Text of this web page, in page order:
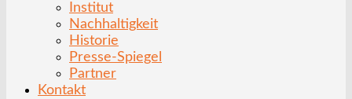
Institut
Nachhaltigkeit
Historie
Presse-Spiegel
Partner
Kontakt